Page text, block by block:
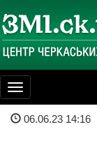
Toggle
navigation
06.06.23 14:16